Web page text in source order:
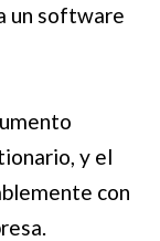
un software
y el
con